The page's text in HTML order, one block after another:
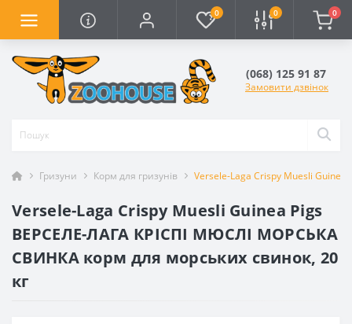
0 0 0
(068) 125 91 87
Замовити дзвінок
Гризуни Корм для гризунів Versele-Laga Crispy Muesli
Versele-Laga Crispy Muesli Guinea Pigs
ВЕРСЕЛЕ-ЛАГА КРІСПІ МЮСЛІ МОРСЬКА
СВИНКА корм для морських свинок, 20
кг